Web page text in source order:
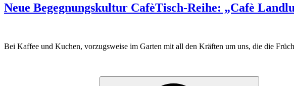
Neue Begegnungskultur CafèTisch-Reihe: „Cafè
Bei Kaffee und Kuchen, vorzugsweise im Garten mit all den Kräften um uns, die die